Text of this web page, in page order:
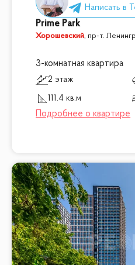
Prime Park
Хорошевский,пр-т.
3-комнатная квартира
2 этаж
111.4 кв.м